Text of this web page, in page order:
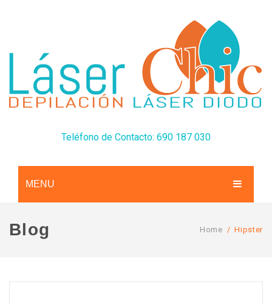
Teléfono de Contacto: 690 187 030
MENU
SERVICIOS
Blog Home / Hipster